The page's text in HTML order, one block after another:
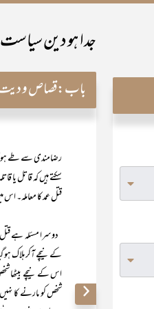
جدا ہو دین
باب:قصاص و دیت
رضامندی سے طے ہو
سکتے ہیں کہ قاتل
قتل عمد کا
دوسرا مسئلہ ہے
کے نیچے آکر ہلاک ہو
اس کے نیچے بیٹھا
شخص کو مارنے کا